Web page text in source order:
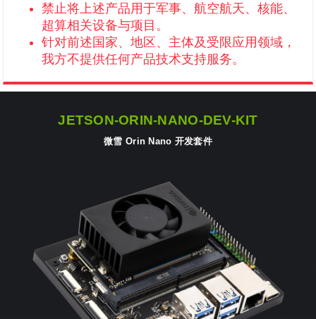
禁止将上述产品用于军事、航空航天、核能、
超算相关设备与项目。
针对前述国家、地区、主体及受限应用领域，
我方不提供任何产品技术支持服务。
JETSON-ORIN-NANO-DEV-KIT
微雪 Orin Nano 开发套件